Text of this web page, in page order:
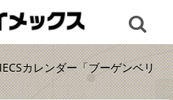
カレンダー「ブーゲンベリ